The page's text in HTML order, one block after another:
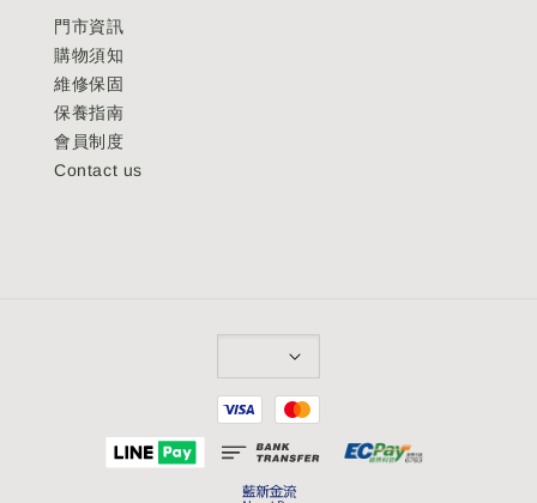
門市資訊
購物須知
維修保固
保養指南
會員制度
Contact us